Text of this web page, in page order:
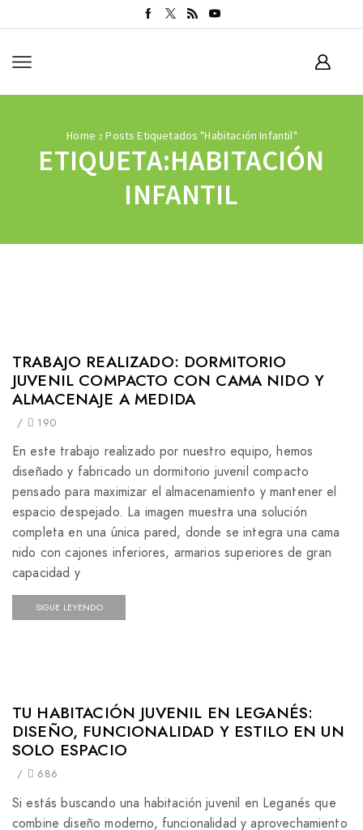
Home Posts Etiquetados "habitación Infantil"
ETIQUETA:HABITACIÓN
INFANTIL
TRABAJO REALIZADO: DORMITORIO
JUVENIL COMPACTO CON CAMA NIDO Y
ALMACENAJE A MEDIDA
/ 190
En este trabajo realizado por nuestro equipo, hemos
diseñado y fabricado un dormitorio juvenil compacto
pensado para maximizar el almacenamiento y mantener el
espacio despejado. La imagen muestra una solución
completa en una única pared, donde se integra una cama
nido con cajones inferiores, armarios superiores de gran
capacidad y
SIGUE LEYENDO
TU HABITACIÓN JUVENIL EN LEGANÉS:
DISEÑO, FUNCIONALIDAD Y ESTILO EN UN
SOLO ESPACIO
/ 686
Si estás buscando una habitación juvenil en Leganés que
combine diseño moderno, funcionalidad y aprovechamiento